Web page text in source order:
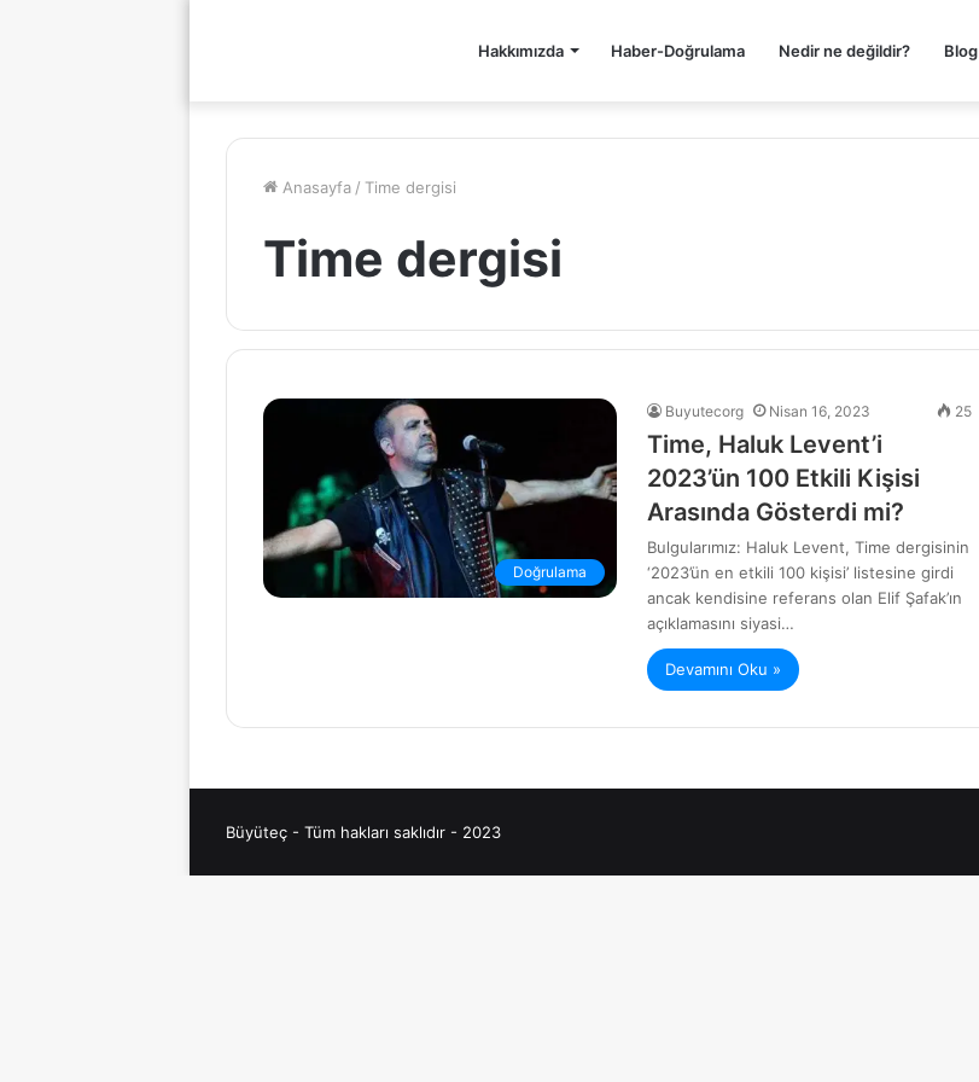
Hakkımızda Haber-Doğrulama Nedir ne değildir? Blog
Anasayfa / Time dergisi
Time dergisi
Doğrulama
Buyutecorg Nisan 16, 2023 25
Time, Haluk Levent’i
2023’ün 100 Etkili Kişisi
Arasında Gösterdi mi?
Bulgularımız: Haluk Levent, Time dergisinin
‘2023’ün en etkili 100 kişisi’ listesine girdi
ancak kendisine referans olan Elif Şafak’ın
açıklamasını siyasi…
Devamını Oku »
Büyüteç - Tüm hakları saklıdır - 2023